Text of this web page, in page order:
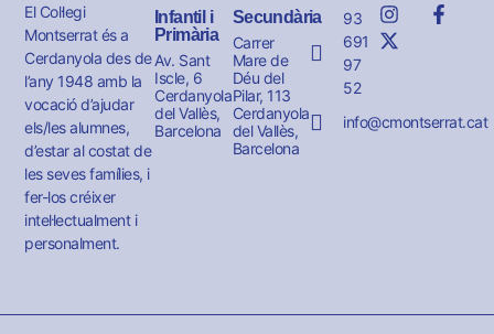
El Col·legi
Montserrat és a
Cerdanyola des de
l’any 1948 amb la
vocació d’ajudar
els/les alumnes,
d’estar al costat de
les seves famílies, i
fer-los créixer
intel·lectualment i
personalment.
Infantil i
Primària
Av. Sant
Iscle, 6
Cerdanyola
del Vallès,
Barcelona
Secundària
Carrer
Mare de
Déu del
Pilar, 113
Cerdanyola
del Vallès,
Barcelona
93
691
97
52
info@cmontserrat.cat